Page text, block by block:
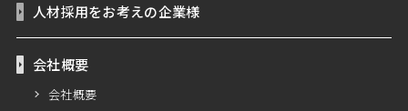
人材採用をお考えの企業様
会社概要
会社概要